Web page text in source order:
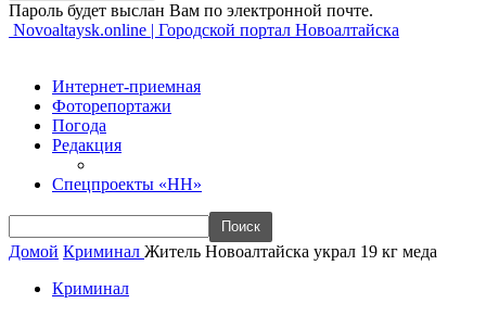
Пароль будет выслан Вам по электронной почте.
Novoaltaysk.online | Городской портал Новоалтайска
Интернет-приемная
Фоторепортажи
Погода
Редакция
Спецпроекты «НН»
Домой Криминал Житель Новоалтайска украл 19 кг меда
Криминал